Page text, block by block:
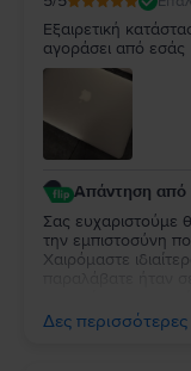
Εξαιρετική
αγοράσει από εσάς
Απάντηση από
Σας ευχαριστούμε
την εμπιστοσύνη
Χαιρόμαστε
σας. Η διαχρονική
επιβράβευση για
Δες περισσότερες